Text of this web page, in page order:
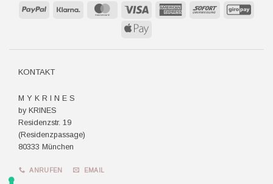
PayPal Klarna MasterCard Visa
AmericanSofort
Apple
KONTAKT
M Y K R I N E S
by KRINES
Residenzstr. 19
(Residenzpassage)
80333 München
ANRUFEN EMAIL